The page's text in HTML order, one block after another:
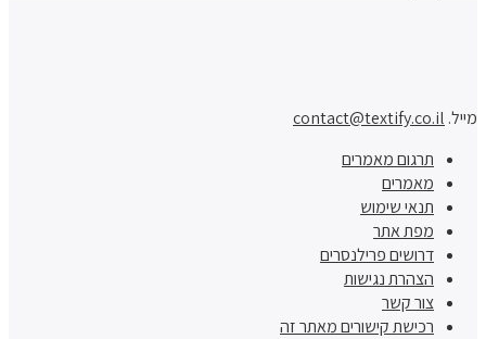
מייל. contact@textify.co.il
תרגום מאמרים
מאמרים
תנאי שימוש
מפת אתר
דרושים פרילנסרים
הצהרת נגישות
צור קשר
רכישת קישורים מאתר זה